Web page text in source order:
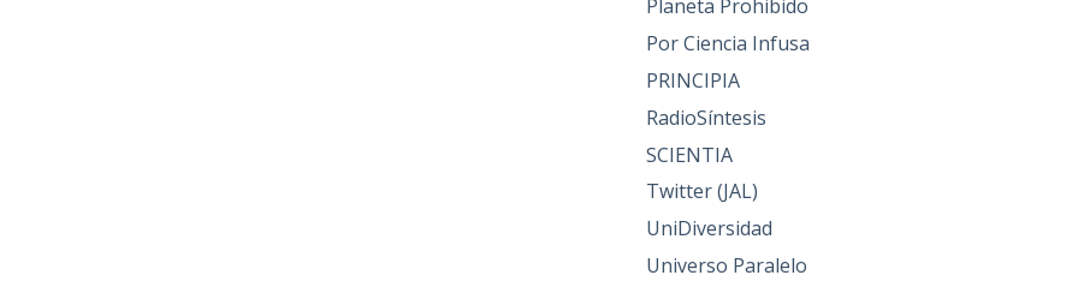
Planeta Prohibido
Por Ciencia Infusa
PRINCIPIA
RadioSíntesis
SCIENTIA
Twitter (JAL)
UniDiversidad
Universo Paralelo